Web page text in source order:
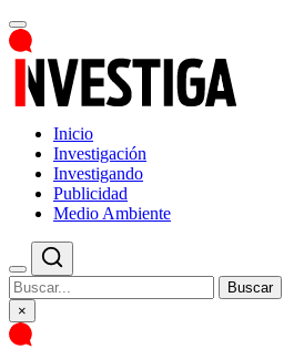
Inicio
Investigación
Investigando
Publicidad
Medio Ambiente
Buscar
×